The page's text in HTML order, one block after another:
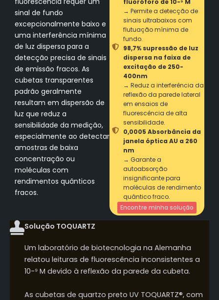
sinal de fundo
excepcionalmente baixo e
uma interferência mínima
de luz dispersa para a
detecção precisa de sinais
de emissão fracos. As
cubetas transparentes
padrão geralmente
resultam em dispersão de
luz que reduz a
sensibilidade da medição,
especialmente ao detectar
amostras de baixa
concentração ou
moléculas com
rendimentos quânticos
fracos.
→ Permite a detecção de
sinais ultrabaixos com
flutuação mínima de
fundo.
98,7% supressão de luz
dispersa na faixa de
excitação de 250-
400nm
→ Reduz a interferência da
reflexão da parede lateral
em ensaios de
fluorescência de alta
sensibilidade.
0,0005 Absorbância da
janela óptica AU a 260
nm
→ Garante a
autoabsorção
insignificante para
moléculas de rendimento
quântico fraco.
Encontre minha solução
Solução TOQUARTZ
Um laboratório de biotecnologia na Alemanha
relatou leituras de fluorescência inconsistentes a
10-⁹ M devido à reflexão da parede da cubeta.
As cubetas de quartzo preto UV TOQUARTZ®, com